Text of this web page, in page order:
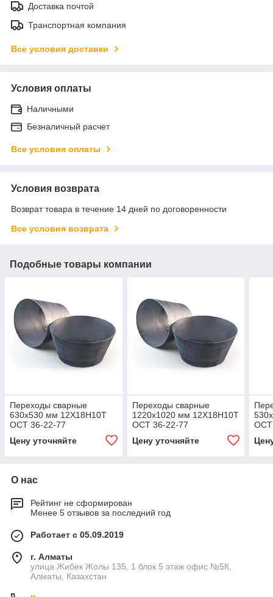
Доставка почтой
Транспортная компания
Все условия доставки
Условия оплаты
Наличными
Безналичный расчет
Все условия оплаты
Условия возврата
Возврат товара в течение 14 дней по договоренности
Все условия возврата
Подобные товары компании
Переходы сварные
630x530 мм 12Х18Н10Т
ОСТ 36-22-77
Цену уточняйте
Переходы сварные
1220x1020 мм 12Х18Н10Т
ОСТ 36-22-77
Цену уточняйте
ОСТ
О нас
Рейтинг не сформирован
Менее 5 отзывов за последний год
Работает с 05.09.2019
г. Алматы
улица Жибек Жолы 135, 1 блок 5 этаж офис №5К,
Алматы, Казахстан